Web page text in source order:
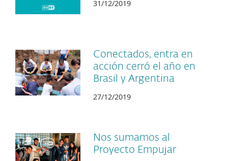
31/12/2019
Conectados, entra en
acción cerró el año en
Brasil y Argentina
27/12/2019
Nos sumamos al
Proyecto Empujar